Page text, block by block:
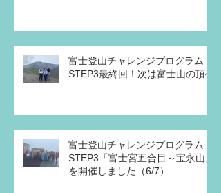
富士登山チャレンジプログラム・
STEP3最終回！次は富士山の頂へ
富士登山チャレンジプログラム
STEP3「富士宮五合目～宝永山」
を開催しました（6/7）